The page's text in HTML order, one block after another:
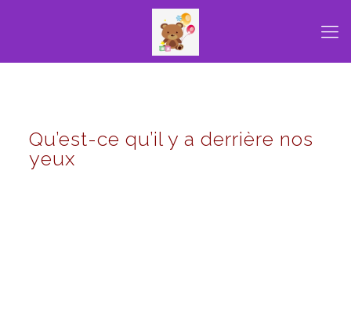
Qu’est-ce qu’il y a derrière nos
yeux